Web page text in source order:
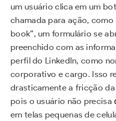
um usuário clica em um
chamada para ação, como
book”, um formulário se
preenchido com as
perfil do LinkedIn, como
corporativo e cargo. Isso
drasticamente a fricção
pois o usuário não precisa
em telas pequenas de